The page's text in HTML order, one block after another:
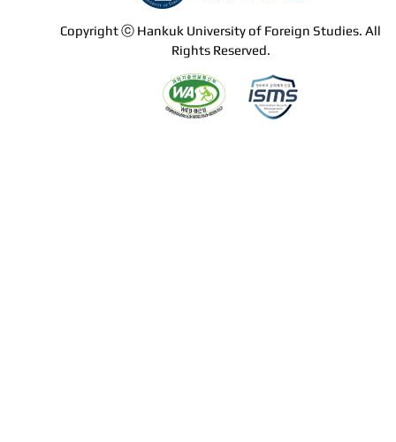
Copyright ⓒ Hankuk University of Foreign Studies. All
Rights Reserved.